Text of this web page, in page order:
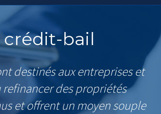
bail
destinés aux entreprises et
des propriétés
et offrent un moyen souple